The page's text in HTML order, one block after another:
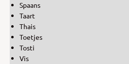
Spaans
Taart
Thais
Toetjes
Tosti
Vis